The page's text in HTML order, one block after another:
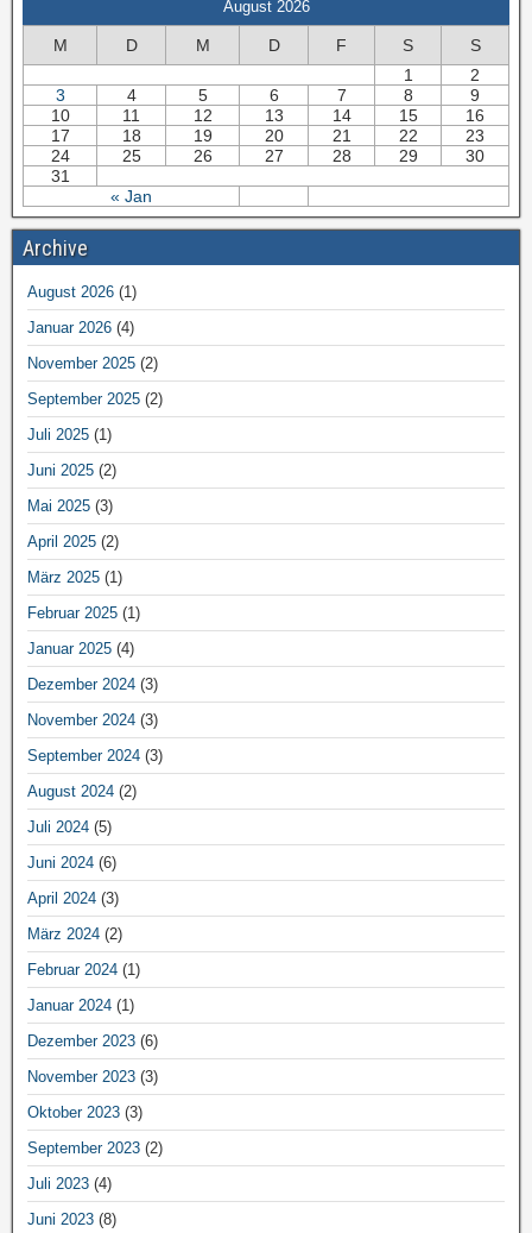
August 2026
M D M D F S S
« Jan
1
2
3
4 5 6 7 8
9
10
11 12 13 14 15
16
17
18 19 20 21 22
23
24
25 26 27 28 29
30
31
Archive
August 2026 (1)
Januar 2026 (4)
November 2025 (2)
September 2025 (2)
Juli 2025 (1)
Juni 2025 (2)
Mai 2025 (3)
April 2025 (2)
März 2025 (1)
Februar 2025 (1)
Januar 2025 (4)
Dezember 2024 (3)
November 2024 (3)
September 2024 (3)
August 2024 (2)
Juli 2024 (5)
Juni 2024 (6)
April 2024 (3)
März 2024 (2)
Februar 2024 (1)
Januar 2024 (1)
Dezember 2023 (6)
November 2023 (3)
Oktober 2023 (3)
September 2023 (2)
Juli 2023 (4)
Juni 2023 (8)